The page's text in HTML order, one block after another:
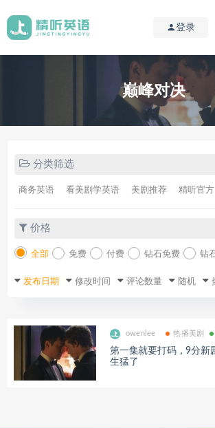
登录
巅峰对决
分类筛选
商务英语 看美剧学英语 美剧推荐 精听官方
价格
全部 免费 付费 钻石免费 钻
发布日期 修改时间 评论数量 随机
owenlee 热播美剧
第一集就要打码，9分新
生猛了